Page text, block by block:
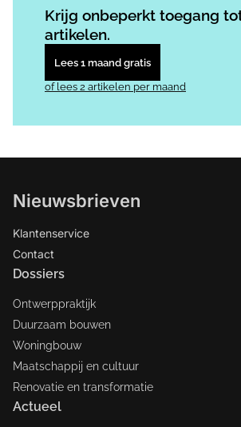
Krijg onbeperkt toegang
artikelen.
Lees 1 maand gratis
of lees 2 artikelen per maand
Nieuwsbrieven
Klantenservice
Contact
Dossiers
Ontwerppraktijk
Duurzaam bouwen
Woningbouw
Maatschappij en cultuur
Renovatie en transformatie
Actueel